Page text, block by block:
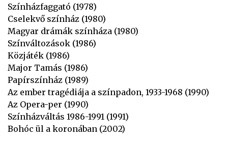
Színházfaggató (1978)
Cselekvő színház (1980)
Magyar drámák színháza (1980)
Színváltozások (1986)
Közjáték (1986)
Major Tamás (1986)
Papírszínház (1989)
Az ember tragédiája a színpadon, 1933-1968 (1990)
Az Opera-per (1990)
Színházváltás 1986-1991 (1991)
Bohóc ül a koronában (2002)